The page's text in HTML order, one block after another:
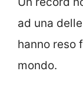
ad una
hanno reso
mondo.